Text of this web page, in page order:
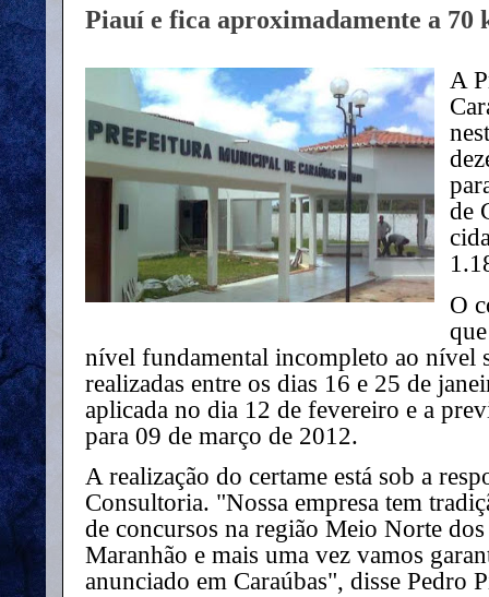
Piauí e fica aproximadamente a 70
A
de
O
nível fundamental incompleto ao nível
realizadas entre os dias 16 e 25 de
aplicada no dia 12 de fevereiro e a
para 09 de março de 2012.
A realização do certame está sob a
Consultoria. "Nossa empresa tem
de concursos na região Meio Norte
Maranhão e mais uma vez vamos
anunciado em Caraúbas", disse Pedro